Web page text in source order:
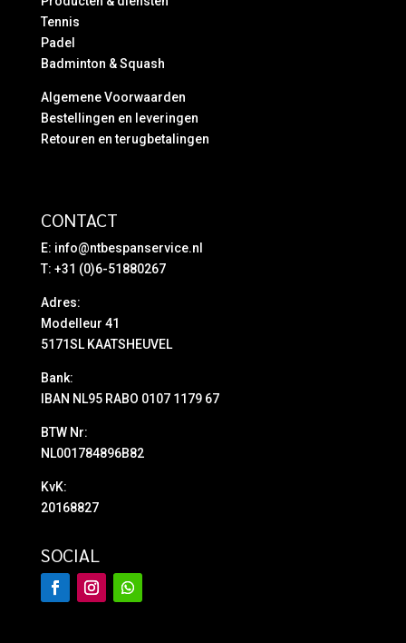
Tennis
Padel
Badminton & Squash
Algemene Voorwaarden
Bestellingen en leveringen
Retouren en terugbetalingen
CONTACT
E: info@ntbespanservice.nl
T: +31 (0)6-51880267
Adres:
Modelleur 41
5171SL KAATSHEUVEL
Bank:
IBAN NL95 RABO 0107 1179 67
BTW Nr:
NL001784896B82
KvK:
20168827
SOCIAL